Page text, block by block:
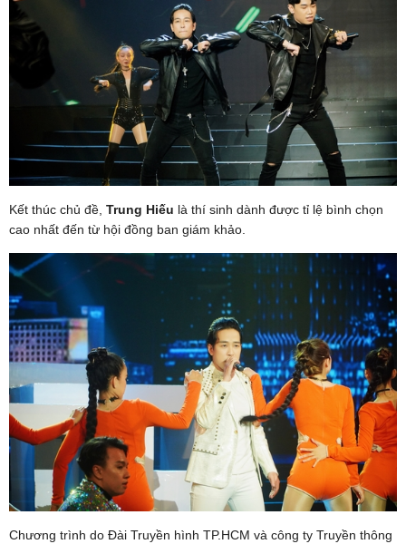
Kết thúc chủ đề, Trung Hiếu là thí sinh dành được tỉ lệ bình chọn
cao nhất đến từ hội đồng ban giám khảo.
Chương trình do Đài Truyền hình TP.HCM và công ty Truyền thông